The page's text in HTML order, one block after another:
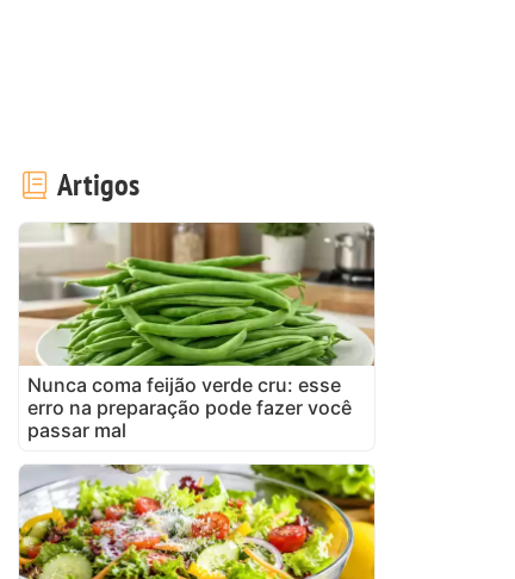
Artigos
Nunca coma feijão verde cru: esse
erro na preparação pode fazer você
passar mal